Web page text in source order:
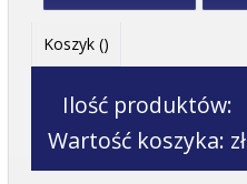
Koszyk ()
Ilość produktów:
Wartość koszyka: zł